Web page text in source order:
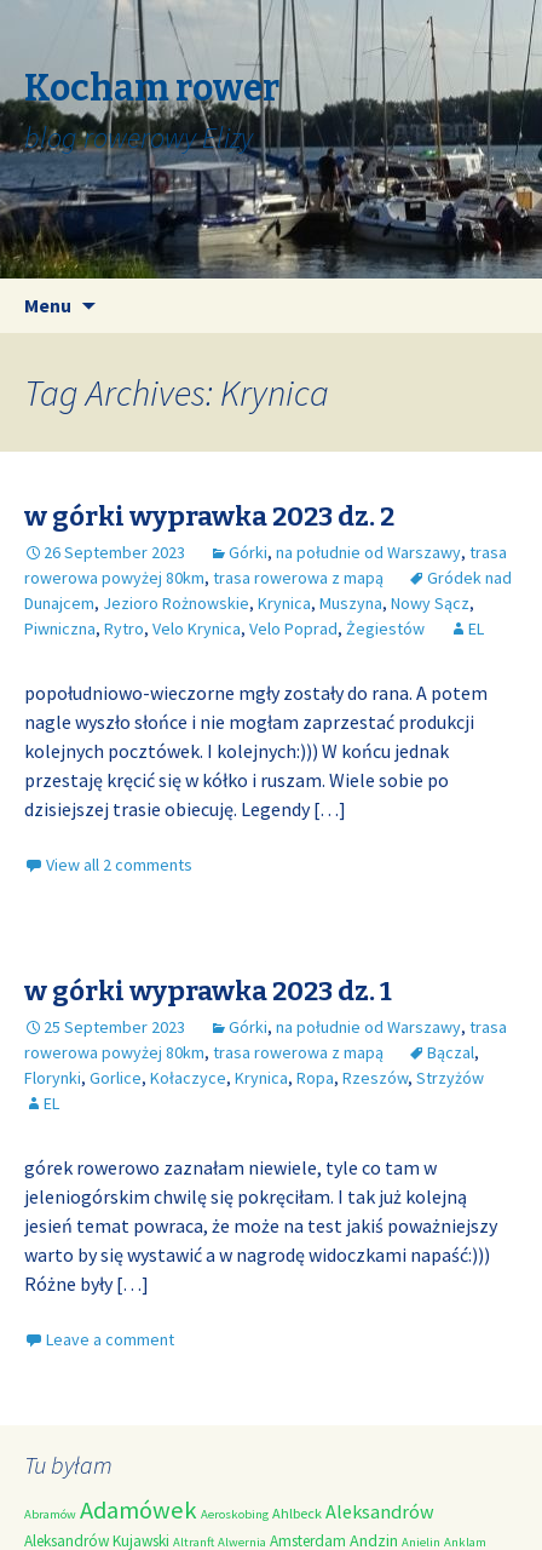
Kocham rower
blog rowerowy Elizy
Menu
Tag Archives: Krynica
w górki wyprawka 2023 dz. 2
26 September 2023 Górki, na południe od Warszawy, trasa
rowerowa powyżej 80km, trasa rowerowa z mapą
Gródek nad
Dunajcem, Jezioro Rożnowskie, Krynica, Muszyna, Nowy Sącz,
Piwniczna, Rytro, Velo Krynica, Velo Poprad, Żegiestów EL
popołudniowo-wieczorne mgły zostały do rana. A potem
nagle wyszło słońce i nie mogłam zaprzestać produkcji
kolejnych pocztówek. I kolejnych:))) W końcu jednak
przestaję kręcić się w kółko i ruszam. Wiele sobie po
dzisiejszej trasie obiecuję. Legendy[…]
View all 2 comments
w górki wyprawka 2023 dz. 1
25 September 2023 Górki, na południe od Warszawy, trasa
rowerowa powyżej 80km, trasa rowerowa z mapą Bączal,
Florynki, Gorlice, Kołaczyce, Krynica, Ropa, Rzeszów, Strzyżów
EL
górek rowerowo zaznałam niewiele, tyle co tam w
jeleniogórskim chwilę się pokręciłam. I tak już kolejną
jesień temat powraca, że może na test jakiś poważniejszy
warto by się wystawić a w nagrodę widoczkami napaść:)))
Różne były[…]
Leave a comment
Tu byłam
Abramów Adamówek Aeroskobing Ahlbeck Aleksandrów
Aleksandrów Kujawski Altranft Alwernia Amsterdam Andzin Anielin Anklam